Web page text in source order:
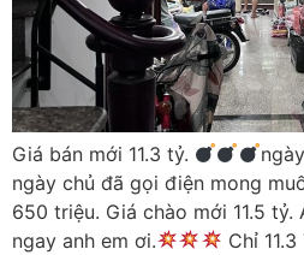
Giá bán mới 11.3 tỷ.
ngày chủ đã gọi điện mong
650 triệu. Giá chào mới 11.5 tỷ.
ngay anh em ơi.
Chỉ